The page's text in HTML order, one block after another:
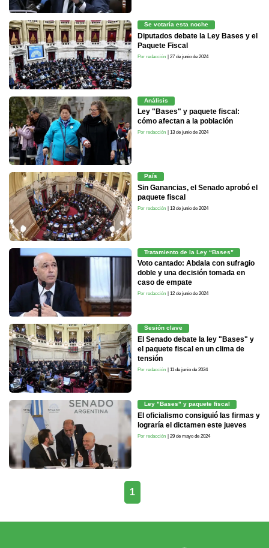
Se votaría esta noche
Diputados debate la Ley Bases y el
Paquete Fiscal
Por redacción | 27 de junio de 2024
Análisis
Ley "Bases" y paquete fiscal:
cómo afectan a la población
Por redacción | 13 de junio de 2024
País
Sin Ganancias, el Senado aprobó el
paquete fiscal
Por redacción | 13 de junio de 2024
Tratamiento de la Ley “Bases”
Voto cantado: Abdala con sufragio
doble y una decisión tomada en
caso de empate
Por redacción | 12 de junio de 2024
Sesión clave
El Senado debate la ley "Bases" y
el paquete fiscal en un clima de
tensión
Por redacción | 11 de junio de 2024
Ley "Bases" y paquete fiscal
El oficialismo consiguió las firmas y
lograría el dictamen este jueves
Por redacción | 29 de mayo de 2024
1